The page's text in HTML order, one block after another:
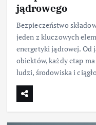
jądrowego
Bezpieczeństwo
jeden z kluczowych
energetyki jądrowej.
obiektów, każdy etap
ludzi, środowiska i